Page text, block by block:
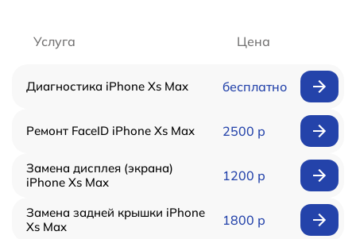
Услуга Цена
Диагностика iPhone Xs Max бесплатно
Ремонт FaceID iPhone Xs Max 2500 р
Замена дисплея (экрана)
iPhone Xs Max
1200 р
Замена задней крышки iPhone
Xs Max
1800 р